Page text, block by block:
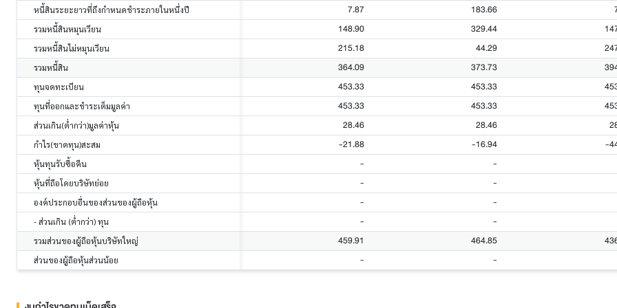
หนี้สินระยะยาวที่ถึงกำหนดชำระภายในหนึ่งปี 7.87 183.66
รวมหนี้สินหมุนเวียน 148.90 329.44
รวมหนี้สินไม่หมุนเวียน 215.18 44.29
รวมหนี้สิน 364.09 373.73
ทุนจดทะเบียน 453.33 453.33
ทุนที่ออกและชำระเต็มมูลค่า 453.33 453.33
ส่วนเกิน(ต่ำกว่า)มูลค่าหุ้น 28.46 28.46
กำไร(ขาดทุน)สะสม -21.88 -16.94 -
หุ้นทุนรับซื้อคืน - -
หุ้นที่ถือโดยบริษัทย่อย - -
องค์ประกอบอื่นของส่วนของผู้ถือหุ้น - -
- ส่วนเกิน (ต่ำกว่า) ทุน - -
รวมส่วนของผู้ถือหุ้นบริษัทใหญ่ 459.91 464.85
ส่วนของผู้ถือหุ้นส่วนน้อย - -